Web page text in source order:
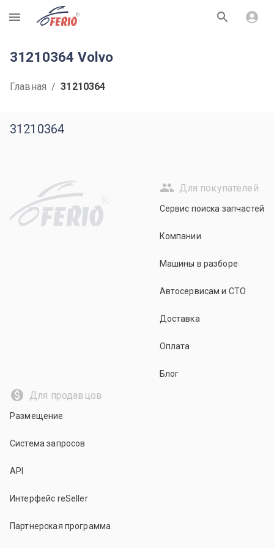
R
31210364 Volvo
Главная / 31210364
31210364
R
Для покупателей
Сервис поиска запчастей
Компании
Машины в разборе
Автосервисам и СТО
Доставка
Оплата
Блог
Для продавцов
Размещение
Система запросов
API
Интерфейс reSeller
Партнерская программа